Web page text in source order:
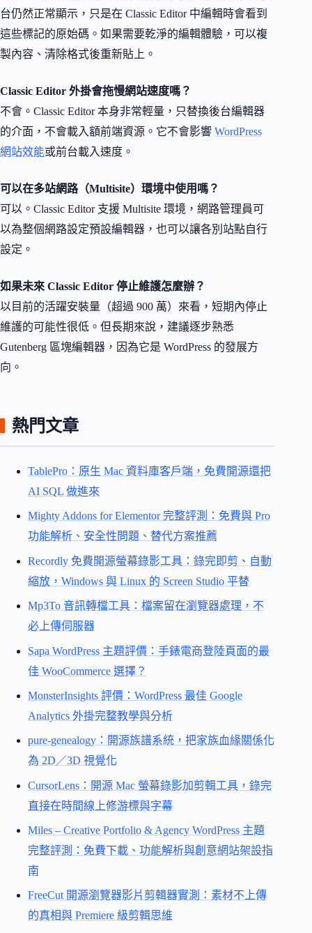
台仍然正常顯示，只是在 Classic Editor 中編輯時會看到
這些標記的原始碼。如果需要乾淨的編輯體驗，可以複
製內容、清除格式後重新貼上。
Classic Editor 外掛會拖慢網站速度嗎？
不會。Classic Editor 本身非常輕量，只替換後台編輯器
的介面，不會載入額前端資源。它不會影響 WordPress
網站效能或前台載入速度。
可以在多站網路（Multisite）環境中使用嗎？
可以。Classic Editor 支援 Multisite 環境，網路管理員可
以為整個網路設定預設編輯器，也可以讓各別站點自行
設定。
如果未來 Classic Editor 停止維護怎麼辦？
以目前的活躍安裝量（超過 900 萬）來看，短期內停止
維護的可能性很低。但長期來說，建議逐步熟悉
Gutenberg 區塊編輯器，因為它是 WordPress 的發展方
向。
熱門文章
TablePro：原生 Mac 資料庫客戶端，免費開源還把
AI SQL 做進來
Mighty Addons for Elementor 完整評測：免費與 Pro
功能解析、安全性問題、替代方案推薦
Recordly 免費開源螢幕錄影工具：錄完即剪、自動
縮放，Windows 與 Linux 的 Screen Studio 平替
Mp3To 音訊轉檔工具：檔案留在瀏覽器處理，不
必上傳伺服器
Sapa WordPress 主題評價：手錶電商登陸頁面的最
佳 WooCommerce 選擇？
MonsterInsights 評價：WordPress 最佳 Google
Analytics 外掛完整教學與分析
pure-genealogy：開源族譜系統，把家族血緣關係化
為 2D／3D 視覺化
CursorLens：開源 Mac 螢幕錄影加剪輯工具，錄完
直接在時間線上修游標與字幕
Miles – Creative Portfolio & Agency WordPress 主題
完整評測：免費下載、功能解析與創意網站架設指
南
FreeCut 開源瀏覽器影片剪輯器實測：素材不上傳
的真相與 Premiere 級剪輯思維